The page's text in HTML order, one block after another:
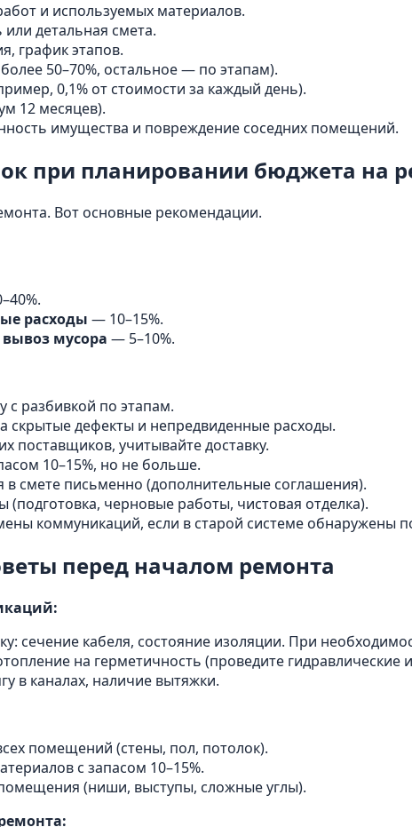
и используемых материалов.
детальная смета.
график этапов.
50–70%, остальное — по этапам).
0,1% от стоимости за каждый день).
12 месяцев).
имущества и повреждение соседних помещений.
при планировании бюджета на
Вот основные рекомендации.
расходы — 10–15%.
мусора — 5–10%.
с разбивкой по этапам.
скрытые дефекты и непредвиденные расходы.
поставщиков, учитывайте доставку.
10–15%, но не больше.
в смете письменно (дополнительные соглашения).
(подготовка, черновые работы, чистовая отделка).
коммуникаций, если в старой системе обнаружены
перед началом ремонта
сечение кабеля, состояние изоляции. При
на герметичность (проведите гидравлические
в каналах, наличие вытяжки.
помещений (стены, пол, потолок).
с запасом 10–15%.
(ниши, выступы, сложные углы).